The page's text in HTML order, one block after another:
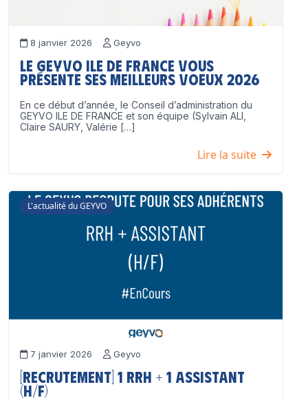
8 janvier 2026 Geyvo
Le GEYVO Ile de France vous
présente ses meilleurs voeux 2026
En ce début d’année, le Conseil d’administration du
GEYVO ILE DE FRANCE et son équipe (Sylvain ALI,
Claire SAURY, Valérie […]
Lire la suite
L'actualité du GEYVO
7 janvier 2026 Geyvo
[Recrutement] 1 RRH + 1 Assistant
(H/F)